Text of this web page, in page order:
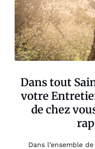
Dans tout
votre
de chez
Dans l’ensemble